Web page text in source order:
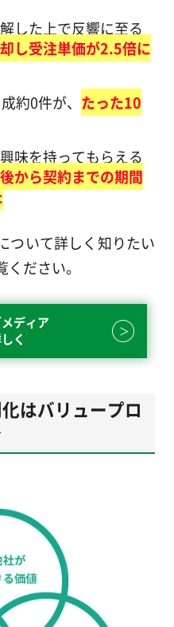
した上で反響に至る
し受注単価が2.5倍に
約0件が、 たった10
味を持ってもらえる
から契約までの期間
ついて詳しく知りたい
ださい。
ディア
く
はバリュープロ